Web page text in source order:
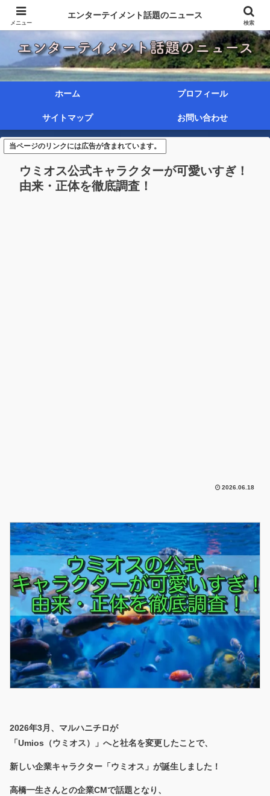
ホーム プロフィール
サイトマップ お問い合わせ
当ページのリンクには広告が含まれています。
ウミオス公式キャラクターが可愛いすぎ！
由来・正体を徹底調査！
2026.06.18
2026年3月、マルハニチロが
「Umios（ウミオス）」へと社名を変更したことで、
新しい企業キャラクター「ウミオス」が誕生しました！
高橋一生さんとの企業CMで話題となり、
メニュー
エンターテイメント話題のニュース
検索